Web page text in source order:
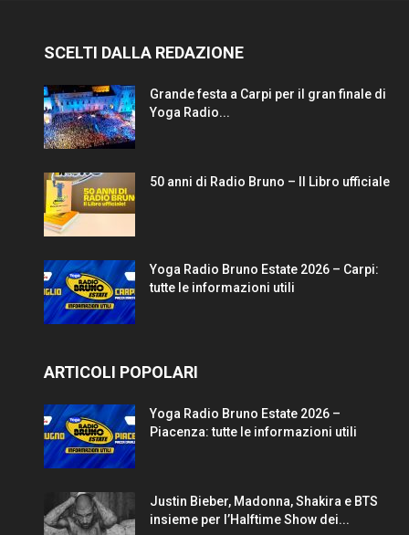
SCELTI DALLA REDAZIONE
Grande festa a Carpi per il gran finale di
Yoga Radio...
50 anni di Radio Bruno – Il Libro ufficiale
Yoga Radio Bruno Estate 2026 – Carpi:
tutte le informazioni utili
ARTICOLI POPOLARI
Yoga Radio Bruno Estate 2026 –
Piacenza: tutte le informazioni utili
Justin Bieber, Madonna, Shakira e BTS
insieme per l’Halftime Show dei...